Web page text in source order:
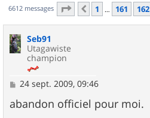
6612 messages Page 163 sur662
Précédent
1 … 161 162
Seb91
Utagawiste
champion
M
s
s
24 sept. 2009, 09:46
abandon officiel pour moi.